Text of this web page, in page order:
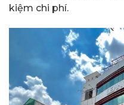
kiệm chi phí.